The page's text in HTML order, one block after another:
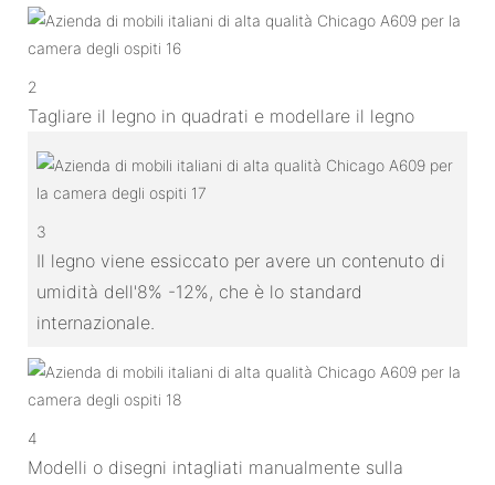
2
Tagliare il legno in quadrati e modellare il legno
3
Il legno viene essiccato per avere un contenuto di
umidità dell'8% -12%, che è lo standard
internazionale.
4
Modelli o disegni intagliati manualmente sulla